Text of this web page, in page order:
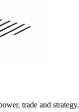
trade and strategy.